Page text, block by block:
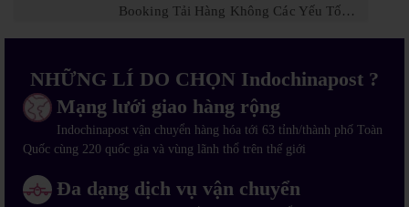
Booking Tải Hàng Không Các Yếu Tố…
NHỮNG LÍ DO CHỌN Indochinapost ?
Mạng lưới giao hàng rộng
Indochinapost vận chuyển hàng hóa tới 63 tỉnh/thành phố Toàn
Quốc cùng 220 quốc gia và vùng lãnh thổ trên thế giới
Đa dạng dịch vụ vận chuyển